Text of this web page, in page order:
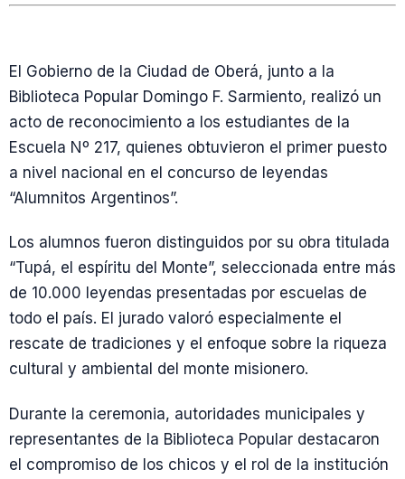
El Gobierno de la Ciudad de Oberá, junto a la
Biblioteca Popular Domingo F. Sarmiento, realizó un
acto de reconocimiento a los estudiantes de la
Escuela Nº 217, quienes obtuvieron el primer puesto
a nivel nacional en el concurso de leyendas
“Alumnitos Argentinos”.
Los alumnos fueron distinguidos por su obra titulada
“Tupá, el espíritu del Monte”, seleccionada entre más
de 10.000 leyendas presentadas por escuelas de
todo el país. El jurado valoró especialmente el
rescate de tradiciones y el enfoque sobre la riqueza
cultural y ambiental del monte misionero.
Durante la ceremonia, autoridades municipales y
representantes de la Biblioteca Popular destacaron
el compromiso de los chicos y el rol de la institución